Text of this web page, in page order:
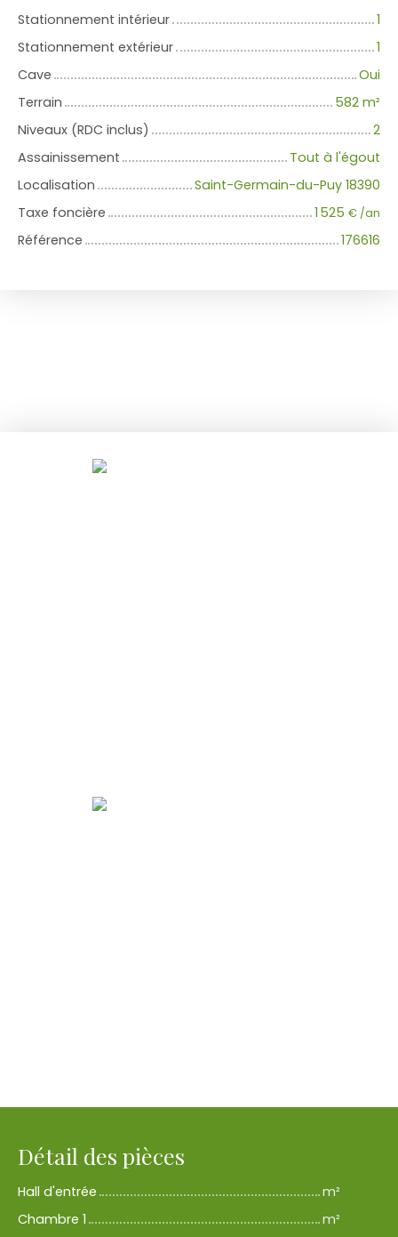
Stationnement intérieur
1
Stationnement extérieur
1
Cave
Oui
Terrain
582 m²
Niveaux (RDC inclus)
2
Assainissement
Tout à l'égout
Localisation
Saint-Germain-du-Puy 18390
Taxe foncière
1 525 € /an
Référence 176616
Détail des pièces
Hall d'entrée
m²
Chambre 1
m²